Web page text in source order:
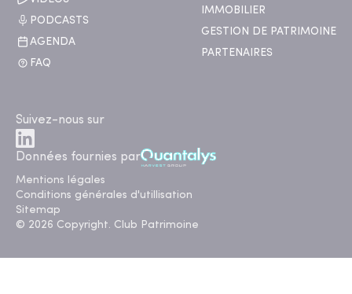
PODCASTS
AGENDA
FAQ
IMMOBILIER
GESTION DE PATRIMOINE
PARTENAIRES
Suivez-nous sur
Données fournies par
Mentions légales
Conditions générales d'utillisation
Sitemap
© 2026 Copyright. Club Patrimoine